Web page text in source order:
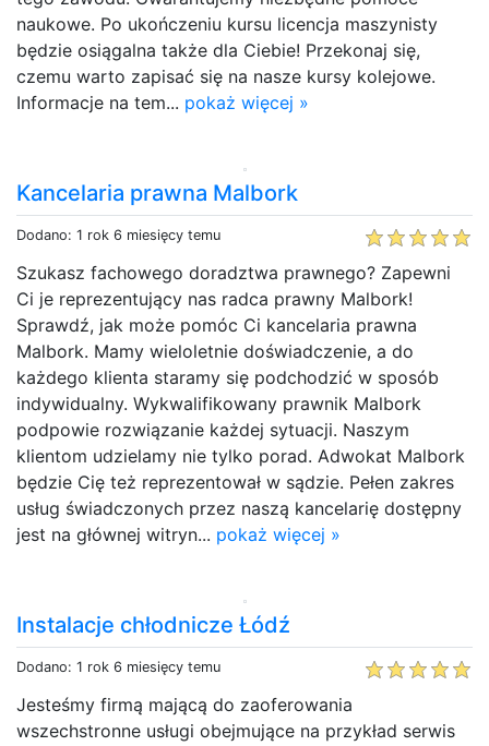
naukowe. Po ukończeniu kursu licencja maszynisty
będzie osiągalna także dla Ciebie! Przekonaj się,
czemu warto zapisać się na nasze kursy kolejowe.
Informacje na tem... pokaż więcej »
Kancelaria prawna Malbork
Dodano: 1 rok 6 miesięcy temu
Szukasz fachowego doradztwa prawnego? Zapewni
Ci je reprezentujący nas radca prawny Malbork!
Sprawdź, jak może pomóc Ci kancelaria prawna
Malbork. Mamy wieloletnie doświadczenie, a do
każdego klienta staramy się podchodzić w sposób
indywidualny. Wykwalifikowany prawnik Malbork
podpowie rozwiązanie każdej sytuacji. Naszym
klientom udzielamy nie tylko porad. Adwokat Malbork
będzie Cię też reprezentował w sądzie. Pełen zakres
usług świadczonych przez naszą kancelarię dostępny
jest na głównej witryn... pokaż więcej »
Instalacje chłodnicze Łódź
Dodano: 1 rok 6 miesięcy temu
Jesteśmy firmą mającą do zaoferowania
wszechstronne usługi obejmujące na przykład serwis